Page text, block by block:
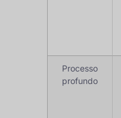
Processo
profundo